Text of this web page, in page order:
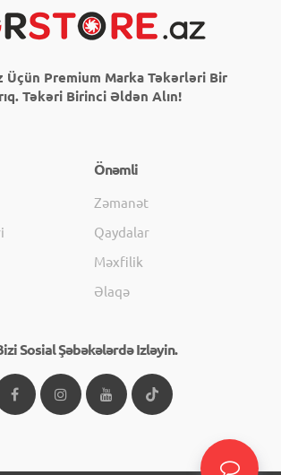
Üçün Premium Marka Təkərləri Bir
Təkəri Birinci Əldən Alın!
Önəmli
Zəmanət
Qaydalar
Məxfilik
Əlaqə
Sosial Şəbəkələrdə Izləyin.